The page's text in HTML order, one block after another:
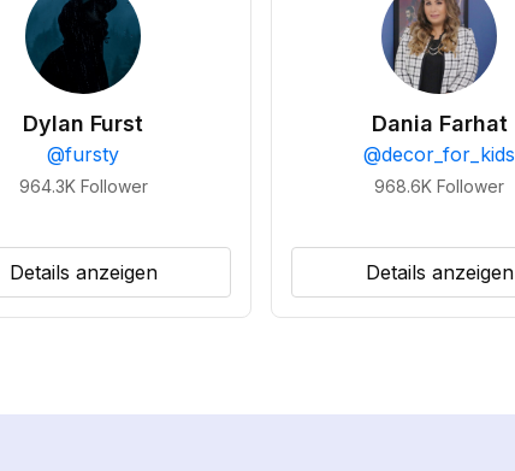
Dylan Furst
@fursty
964.3K Follower
Details anzeigen
Dania Farhat
@decor_for_kids
968.6K Follower
Details anzeigen